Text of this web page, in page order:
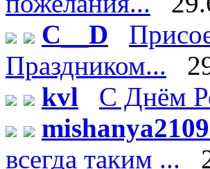
C__D
Праздником...
kvl
С Днём
всегда таким ...